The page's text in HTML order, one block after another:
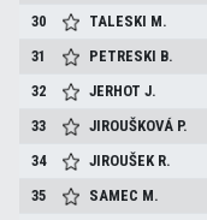
30
TALESKI M.
31
PETRESKI B.
32
JERHOTJ.
33
JIROUŠKOVÁ P.
34
JIROUŠEK R.
35
SAMEC M.